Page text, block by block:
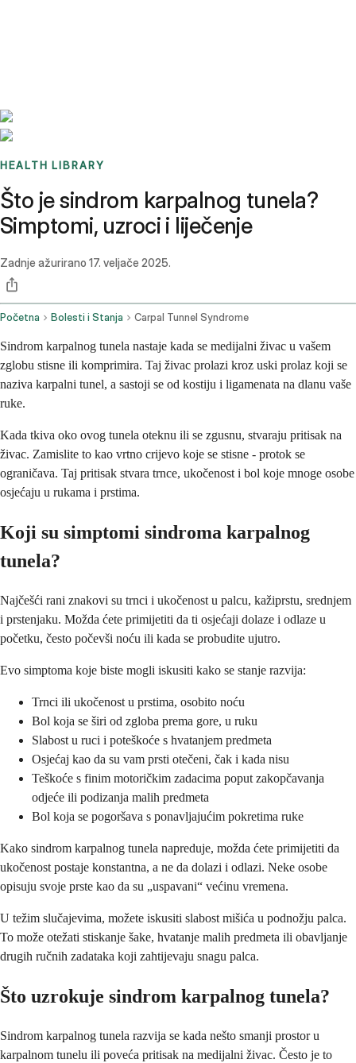
HEALTH LIBRARY
Što je sindrom karpalnog tunela?
Simptomi, uzroci i liječenje
Zadnje ažurirano 17. veljače 2025.
Početna Bolesti i Stanja Carpal Tunnel Syndrome
Sindrom karpalnog tunela nastaje kada se medijalni živac u vašem
zglobu stisne ili komprimira. Taj živac prolazi kroz uski prolaz koji se
naziva karpalni tunel, a sastoji se od kostiju i ligamenata na dlanu vaše
ruke.
Kada tkiva oko ovog tunela oteknu ili se zgusnu, stvaraju pritisak na
živac. Zamislite to kao vrtno crijevo koje se stisne - protok se
ograničava. Taj pritisak stvara trnce, ukočenost i bol koje mnoge osobe
osjećaju u rukama i prstima.
Koji su simptomi sindroma karpalnog
tunela?
Najčešći rani znakovi su trnci i ukočenost u palcu, kažiprstu, srednjem
i prstenjaku. Možda ćete primijetiti da ti osjećaji dolaze i odlaze u
početku, često počevši noću ili kada se probudite ujutro.
Evo simptoma koje biste mogli iskusiti kako se stanje razvija:
Trnci ili ukočenost u prstima, osobito noću
Bol koja se širi od zgloba prema gore, u ruku
Slabost u ruci i poteškoće s hvatanjem predmeta
Osjećaj kao da su vam prsti otečeni, čak i kada nisu
Teškoće s finim motoričkim zadacima poput zakopčavanja
odjeće ili podizanja malih predmeta
Bol koja se pogoršava s ponavljajućim pokretima ruke
Kako sindrom karpalnog tunela napreduje, možda ćete primijetiti da
ukočenost postaje konstantna, a ne da dolazi i odlazi. Neke osobe
opisuju svoje prste kao da su „uspavani“ većinu vremena.
U težim slučajevima, možete iskusiti slabost mišića u podnožju palca.
To može otežati stiskanje šake, hvatanje malih predmeta ili obavljanje
drugih ručnih zadataka koji zahtijevaju snagu palca.
Što uzrokuje sindrom karpalnog tunela?
Sindrom karpalnog tunela razvija se kada nešto smanji prostor u
karpalnom tunelu ili poveća pritisak na medijalni živac. Često je to